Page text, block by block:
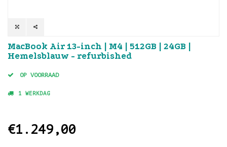
MacBook Air 13-inch | M4 | 512GB | 24GB |
Hemelsblauw - refurbished
OP VOORRAAD
1 WERKDAG
€1.249,00